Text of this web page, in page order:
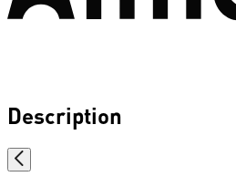
Description